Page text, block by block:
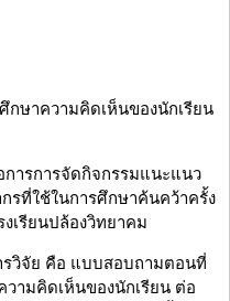
กษาความคิดเห็นของนักเรียน
ารการจัดกิจกรรมแนะแนว
รที่ใช้ในการศึกษาค้นคว้าครั้ง
เรียนปล้องวิทยาคม
รวิจัย คือ แบบสอบถามตอนที่
ามคิดเห็นของนักเรียน ต่อ